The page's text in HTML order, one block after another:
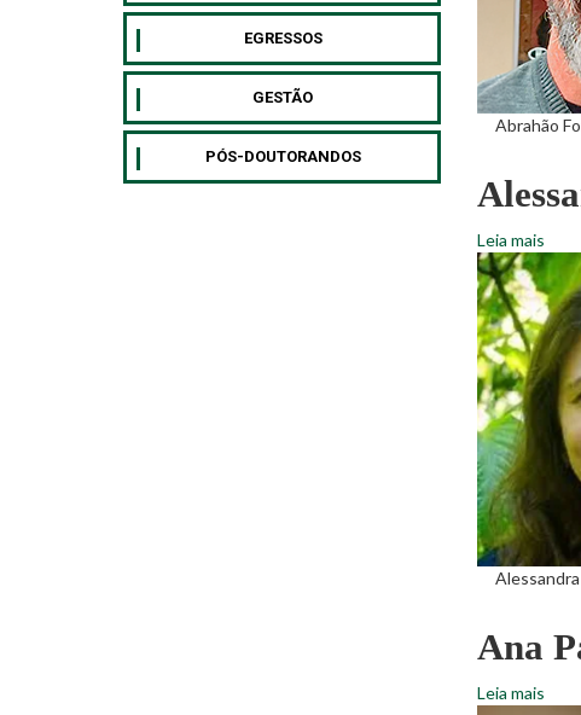
EGRESSOS
GESTÃO
PÓS-DOUTORANDOS
Abrahão
Leia mais
Ana
Leia mais